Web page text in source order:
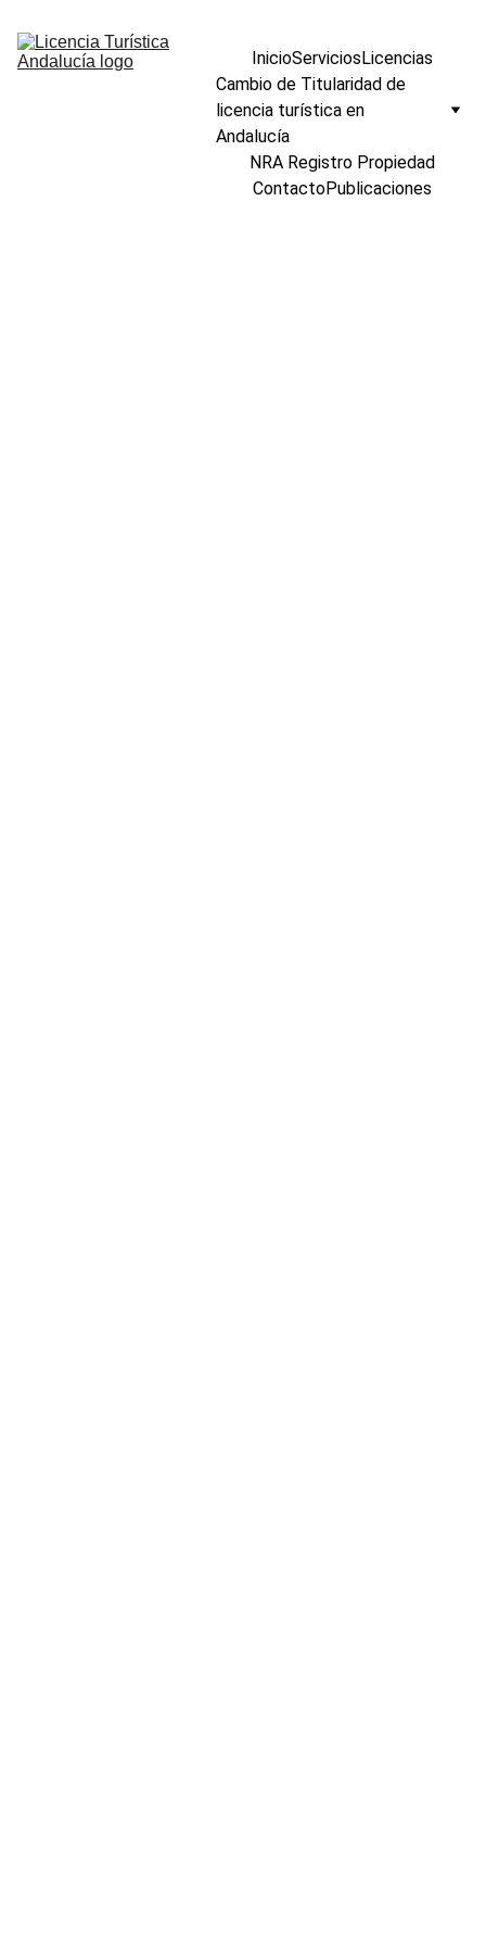
InicioServiciosLicencias
Cambio de Titularidad de
licencia turística en
Andalucía
NRA Registro Propiedad
ContactoPublicaciones